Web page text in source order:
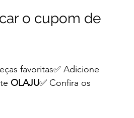
o cupom de
favoritas✅ Adicione
OLAJU✅ Confira os